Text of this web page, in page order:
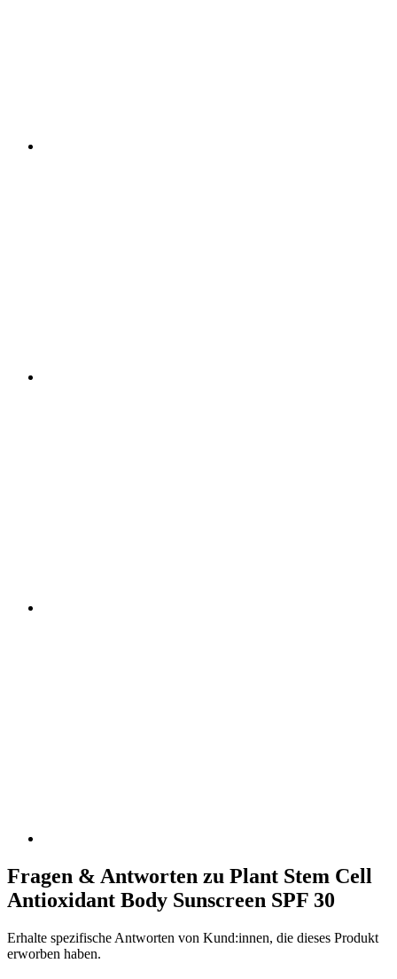
Fragen & Antworten zu Plant Stem Cell
Antioxidant Body Sunscreen SPF 30
Erhalte spezifische Antworten von Kund:innen, die dieses Produkt
erworben haben.